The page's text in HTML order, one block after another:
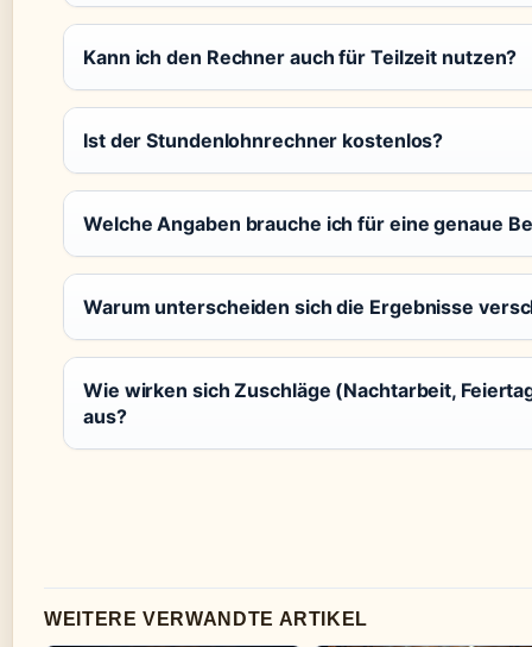
Kann ich den Rechner auch für Teilzeit nutzen?
Ist der Stundenlohnrechner kostenlos?
Welche Angaben brauche ich für eine genaue
Warum unterscheiden sich die Ergebnisse
Wie wirken sich Zuschläge (Nachtarbeit,
aus?
WEITERE VERWANDTE ARTIKEL